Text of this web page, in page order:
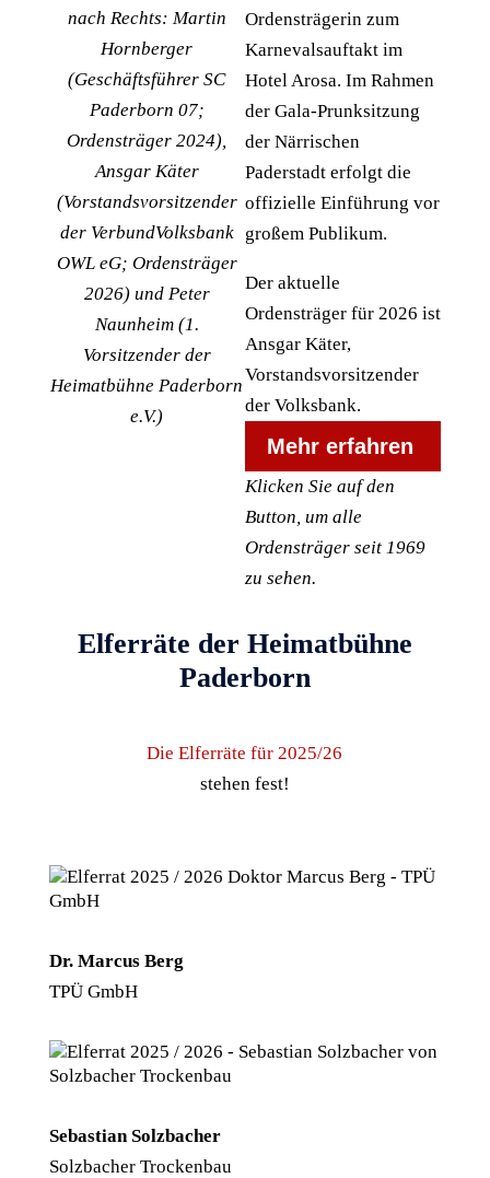
nach Rechts: Martin
Hornberger
(Geschäftsführer SC
Paderborn 07;
Ordensträger 2024),
Ansgar Käter
(Vorstandsvorsitzender
der VerbundVolksbank
OWL eG; Ordensträger
2026) und Peter
Naunheim (1.
Vorsitzender der
Heimatbühne Paderborn
e.V.)
Ordensträgerin zum
Karnevalsauftakt im
Hotel Arosa. Im Rahmen
der Gala-Prunksitzung
der Närrischen
Paderstadt erfolgt die
offizielle Einführung vor
großem Publikum.
Der aktuelle
Ordensträger für 2026 ist
Ansgar Käter,
Vorstandsvorsitzender
der Volksbank.
Mehr erfahren
Klicken Sie auf den
Button, um alle
Ordensträger seit 1969
zu sehen.
Elferräte der Heimatbühne
Paderborn
Die Elferräte für 2025/26
stehen fest!
Dr. Marcus Berg
TPÜ GmbH
Sebastian Solzbacher
Solzbacher Trockenbau